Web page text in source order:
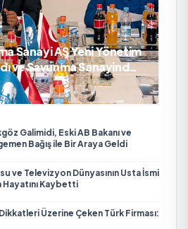
Sanayi AŞ Yeni Yönetim
ve Savunma Sanayinde
Galimidi, Eski AB Bakanı ve
Bağış ile Bir Araya Geldi
ve Televizyon Dünyasının Usta İsmi
Hayatını Kaybetti
Üzerine Çeken Türk Firması: